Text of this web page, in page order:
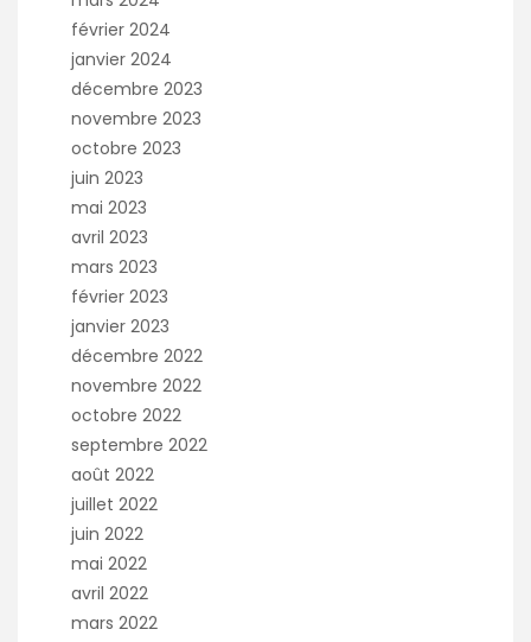
février 2024
janvier 2024
décembre 2023
novembre 2023
octobre 2023
juin 2023
mai 2023
avril 2023
mars 2023
février 2023
janvier 2023
décembre 2022
novembre 2022
octobre 2022
septembre 2022
août 2022
juillet 2022
juin 2022
mai 2022
avril 2022
mars 2022